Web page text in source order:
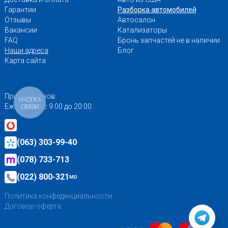
Гарантии
Отзывы
Вакансии
FAQ
Наши адреса
Карта сайта
Разборка автомобилей
Автосалон
Катализаторы
Бронь запчастей не в наличии
Блог
Приём заказов:
Ежедневно с 9:00 до 20:00
(063) 303-99-40
(078) 733-713
(022) 800-321MD
Политика конфеденциальности
Договор-оферта
КНОПКА
СВЯЗИ